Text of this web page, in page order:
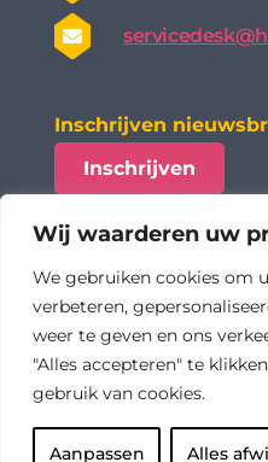
Wij waarderen uw
We gebruiken cookies om
verbeteren,
weer te geven en ons
"Alles accepteren" te
gebruik van cookies.
Aanpassen Alles
Inschrijven
Inschrijven
privacy